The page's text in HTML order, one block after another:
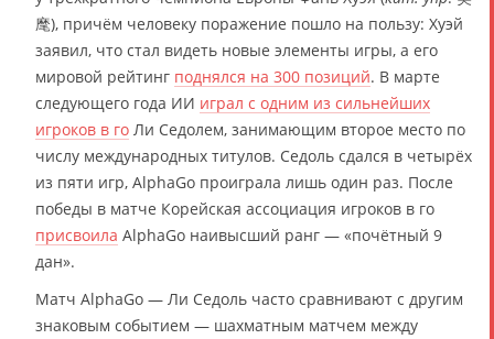
麾), причём человеку поражение пошло на пользу: Хуэй
заявил, что стал видеть новые элементы игры, а его
мировой рейтинг поднялся на 300 позиций. В марте
следующего года ИИ играл с одним из сильнейших
игроков в го Ли Седолем, занимающим второе место по
числу международных титулов. Седоль сдался в четырёх
из пяти игр, AlphaGo проиграла лишь один раз. После
победы в матче Корейская ассоциация игроков в го
присвоила AlphaGo наивысший ранг — «почётный 9
дан».
Матч AlphaGo — Ли Седоль часто сравнивают с другим
знаковым событием — шахматным матчем между